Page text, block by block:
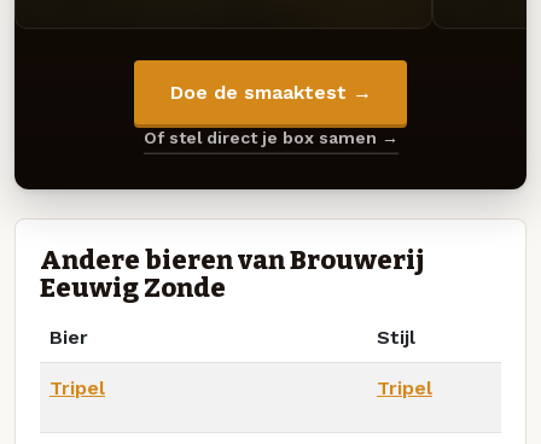
Doe de smaaktest →
Of stel direct je box samen →
Andere bieren van Brouwerij
Eeuwig Zonde
Bier Stijl
Tripel Tripel